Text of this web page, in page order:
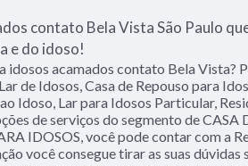
contato Bela Vista São Paulo
e do idoso!
idosos acamados contato Bela Vista?
de Idosos, Casa de Repouso para
Idoso, Lar para Idosos Particular,
de serviços do segmento de CASA
IDOSOS, você pode contar com a
você consegue tirar as suas dúvidas